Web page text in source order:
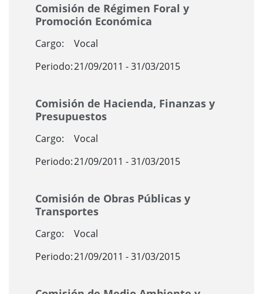
Comisión de Régimen Foral y
Promoción Económica
Cargo:
Vocal
Periodo:21/09/2011 - 31/03/2015
Comisión de Hacienda, Finanzas y
Presupuestos
Cargo:
Vocal
Periodo:21/09/2011 - 31/03/2015
Comisión de Obras Públicas y
Transportes
Cargo:
Vocal
Periodo:21/09/2011 - 31/03/2015